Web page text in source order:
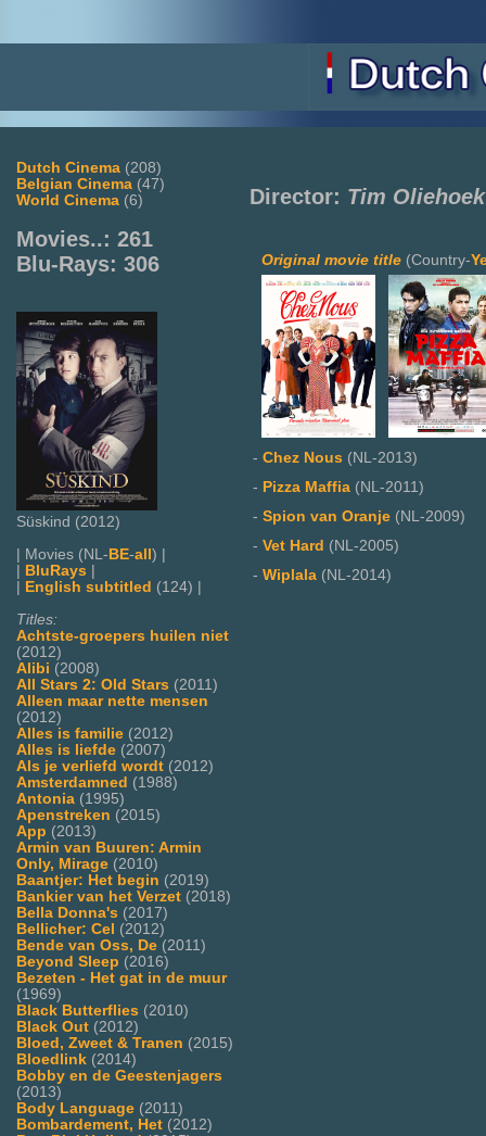
Dutch Cinema (208)
Belgian Cinema (47)
World Cinema (6)
Movies..: 261
Blu-Rays: 306
Süskind (2012)
| Movies (NL- BE-all ) |
BluRays
English subtitled (124) |
Titles:
Achtste-groepers huilen niet
(2012)
Alibi (2008)
All Stars 2: Old Stars (2011)
Alleen maar nette mensen
(2012)
Alles is familie (2012)
Alles is liefde (2007)
Als je verliefd wordt (2012)
Amsterdamned (1988)
Antonia (1995)
Apenstreken (2015)
App (2013)
Armin van Buuren: Armin
Only, Mirage (2010)
Baantjer: Het begin (2019)
Bankier van het Verzet (2018)
Bella Donna's (2017)
Bellicher: Cel (2012)
Bende van Oss, De (2011)
Beyond Sleep (2016)
Bezeten - Het gat in de muur
(1969)
Black Butterflies (2010)
Black Out (2012)
Bloed, Zweet & Tranen (2015)
Bloedlink (2014)
Bobby en de Geestenjagers
(2013)
Body Language (2011)
Bombardement, Het (2012)
Director: Tim Oliehoek
Original movie title (Country-
- Chez Nous (NL-2013)
- Pizza Maffia (NL-2011)
- Spion van Oranje (NL-2009)
- Vet Hard (NL-2005)
- Wiplala (NL-2014)